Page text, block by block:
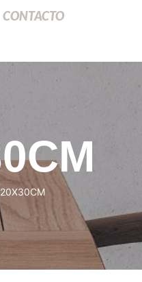
CONTACTO